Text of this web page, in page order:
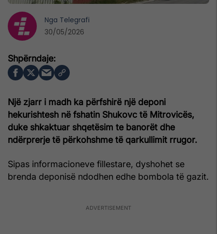
Një zjarr i madh ka përfshirë një deponi
hekurishtesh në fshatin Shukovc të Mitrovicës,
duke shkaktuar shqetësim te banorët dhe
ndërprerje të përkohshme të qarkullimit rrugor.
Sipas informacioneve fillestare, dyshohet se
brenda deponisë ndodhen edhe bombola të gazit.
Nga Telegrafi
30/05/2026